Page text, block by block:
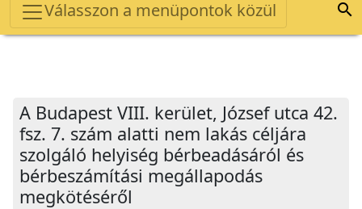
Válasszon a menüpontok közül 
A Budapest VIII. kerület, József utca 42.
fsz. 7. szám alatti nem lakás céljára
szolgáló helyiség bérbeadásáról és
bérbeszámítási megállapodás
megkötéséről